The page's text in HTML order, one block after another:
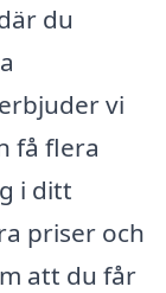
du
vi
få flera
i ditt
priser och
att du får